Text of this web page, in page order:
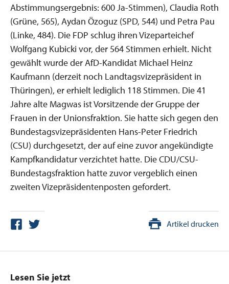
Abstimmungsergebnis: 600 Ja-Stimmen), Claudia Roth
(Grüne, 565), Aydan Özoguz (SPD, 544) und Petra Pau
(Linke, 484). Die FDP schlug ihren Vizeparteichef
Wolfgang Kubicki vor, der 564 Stimmen erhielt. Nicht
gewählt wurde der AfD-Kandidat Michael Heinz
Kaufmann (derzeit noch Landtagsvizepräsident in
Thüringen), er erhielt lediglich 118 Stimmen. Die 41
Jahre alte Magwas ist Vorsitzende der Gruppe der
Frauen in der Unionsfraktion. Sie hatte sich gegen den
Bundestagsvizepräsidenten Hans-Peter Friedrich
(CSU) durchgesetzt, der auf eine zuvor angekündigte
Kampfkandidatur verzichtet hatte. Die CDU/CSU-
Bundestagsfraktion hatte zuvor vergeblich einen
zweiten Vizepräsidentenposten gefordert.
Artikel drucken
Lesen Sie jetzt